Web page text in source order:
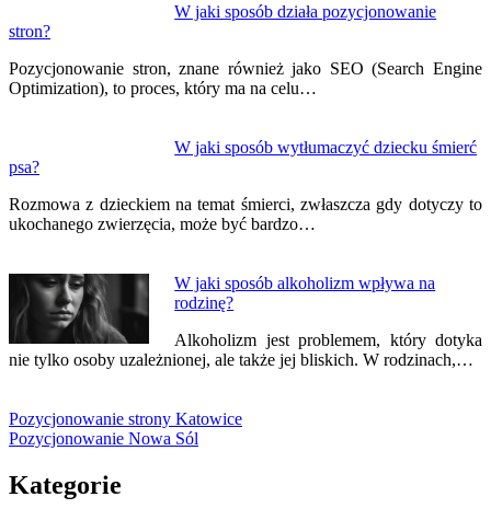
W jaki sposób działa pozycjonowanie
stron?
Pozycjonowanie stron, znane również jako SEO (Search Engine
Optimization), to proces, który ma na celu…
W jaki sposób wytłumaczyć dziecku śmierć
psa?
Rozmowa z dzieckiem na temat śmierci, zwłaszcza gdy dotyczy to
ukochanego zwierzęcia, może być bardzo…
W jaki sposób alkoholizm wpływa na
rodzinę?
Alkoholizm jest problemem, który dotyka
nie tylko osoby uzależnionej, ale także jej bliskich. W rodzinach,…
Pozycjonowanie strony Katowice
Pozycjonowanie Nowa Sól
Kategorie